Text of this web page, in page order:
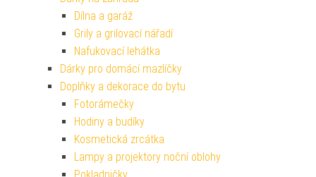
Dílna a garáž
Grily a grilovací nářadí
Nafukovací lehátka
Dárky pro domácí mazlíčky
Doplňky a dekorace do bytu
Fotorámečky
Hodiny a budíky
Kosmetická zrcátka
Lampy a projektory noční oblohy